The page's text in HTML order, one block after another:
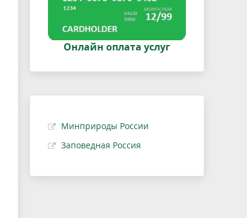
Онлайн оплата услуг
Минприроды России
Заповедная Россия